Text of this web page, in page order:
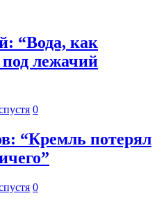
“Вода, как
под лежачий
0
“Кремль потерял
0